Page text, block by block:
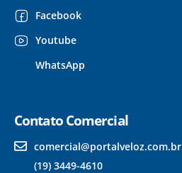
Facebook
Youtube
WhatsApp
Contato Comercial
comercial@portalveloz.com.br
(19) 3449-4610